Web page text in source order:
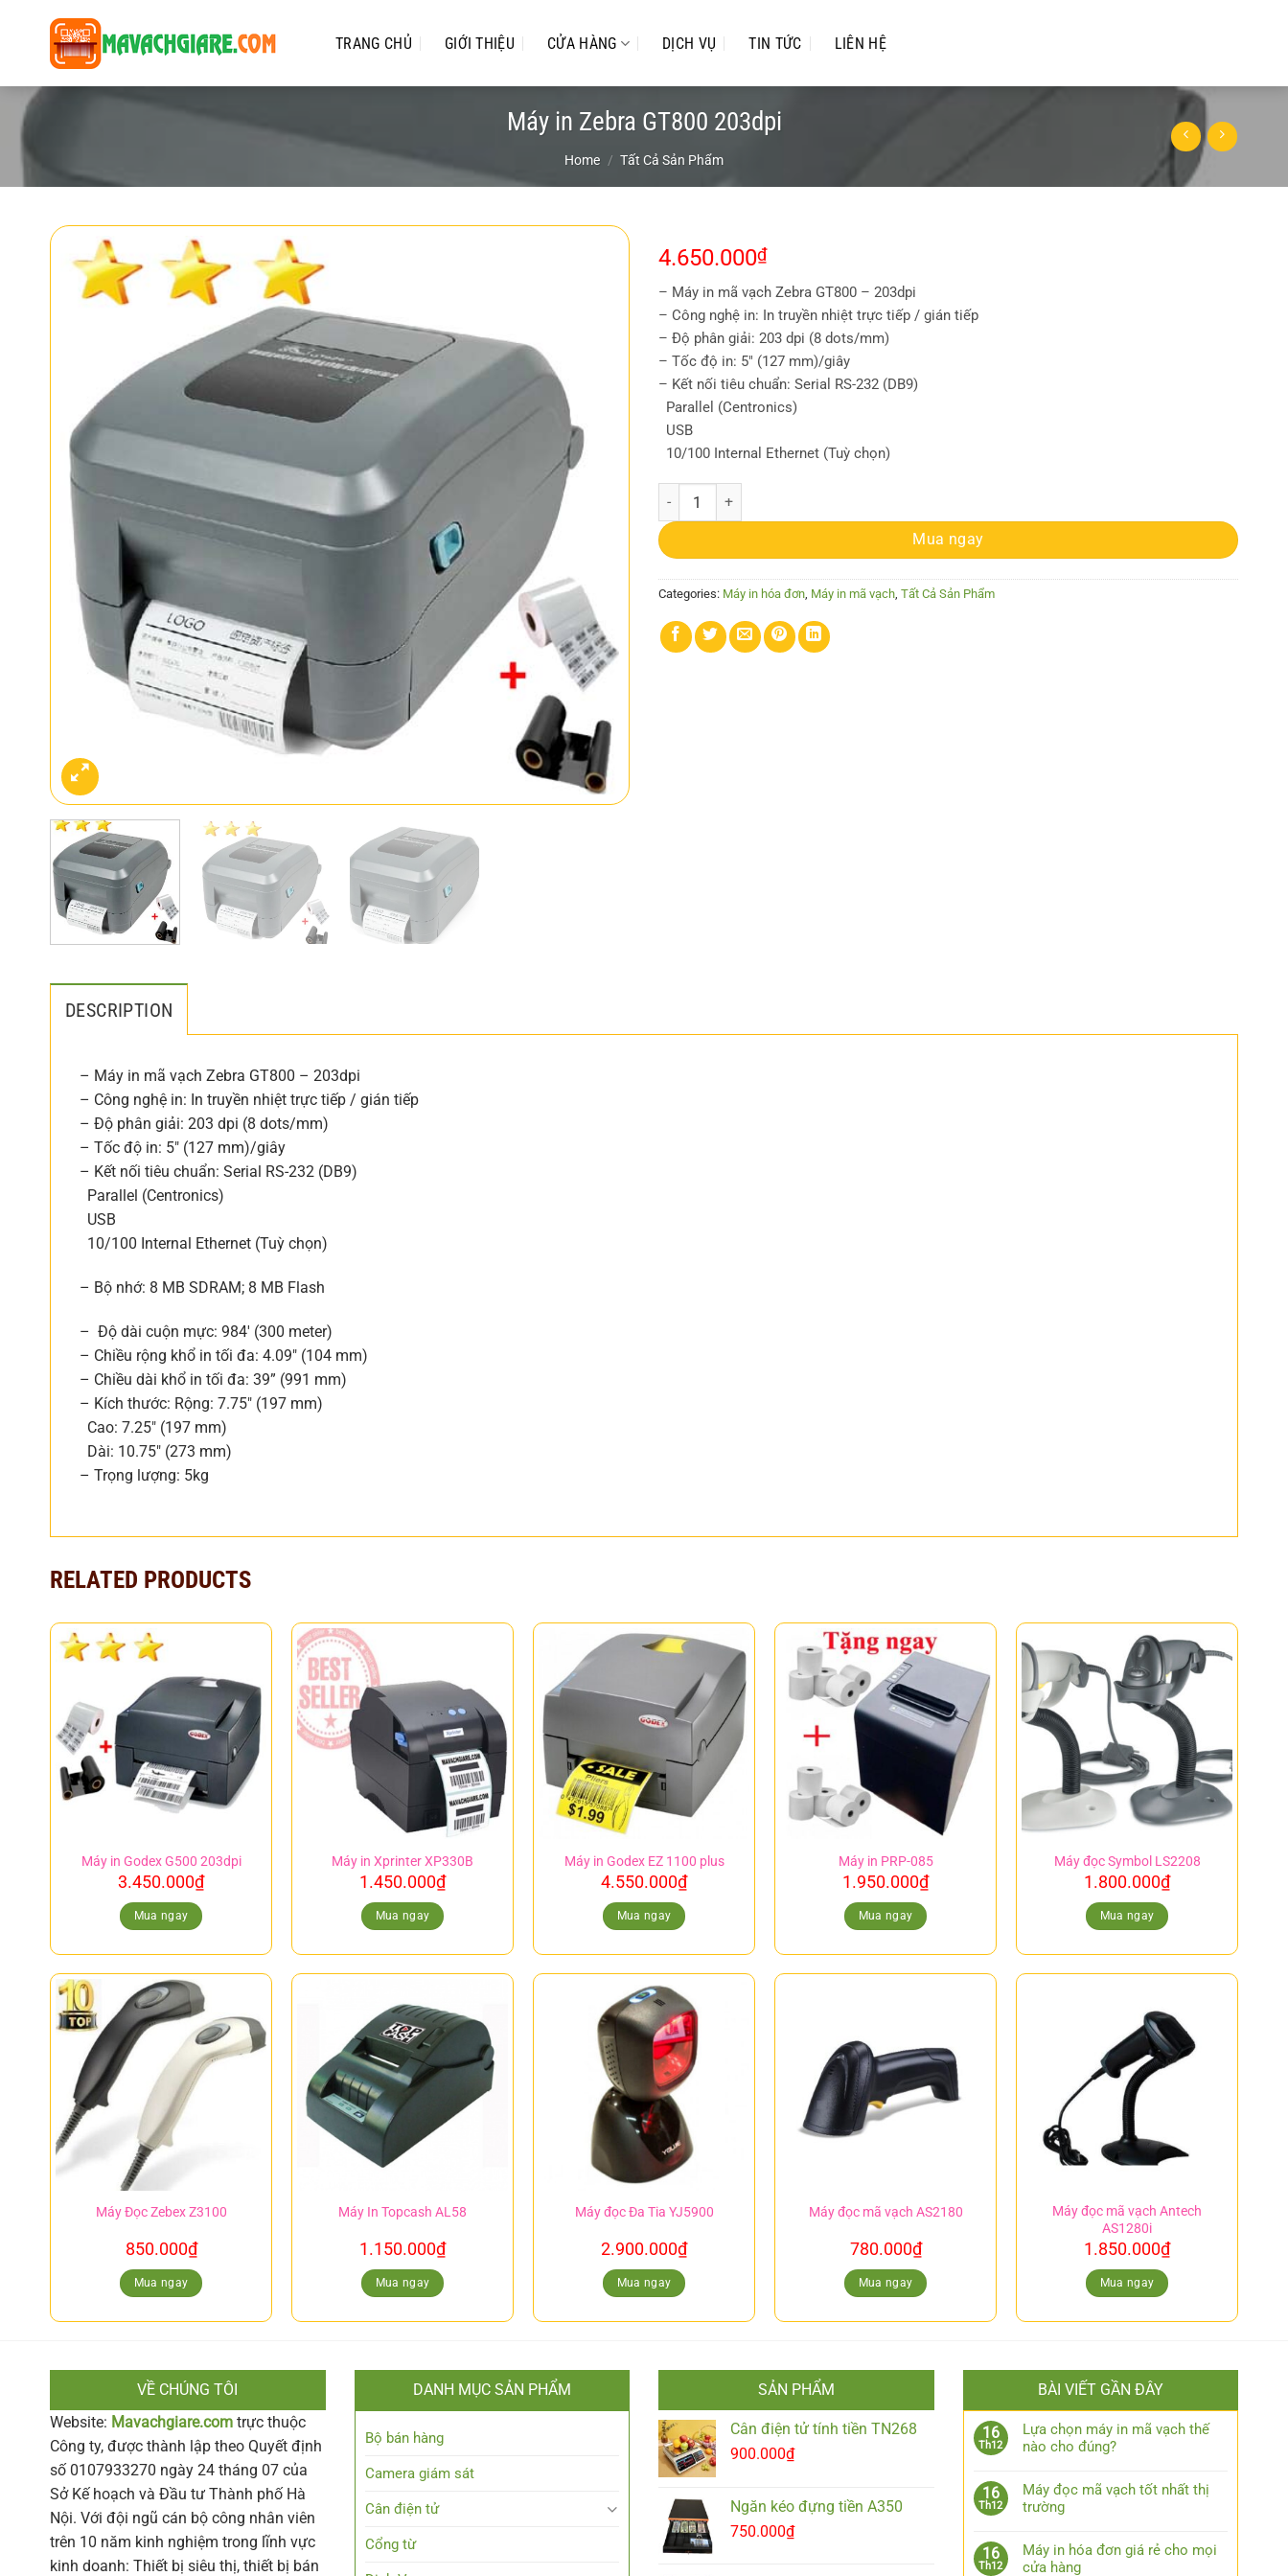
dung
TRANG CHỦ GIỚI THIỆU CỬA HÀNG DỊCH VỤ TIN TỨC LIÊN HỆ
Máy in Zebra GT800 203dpi
Home / Tất Cả Sản Phẩm
4.650.000₫
– Máy in mã vạch Zebra GT800 – 203dpi
– Công nghệ in: In truyền nhiệt trực tiếp / gián tiếp
– Độ phân giải: 203 dpi (8 dots/mm)
– Tốc độ in: 5″ (127 mm)/giây
– Kết nối tiêu chuẩn: Serial RS-232 (DB9)
Parallel (Centronics)
USB
10/100 Internal Ethernet (Tuỳ chọn)
Máy in Zebra GT800 203dpi quantity
Mua ngay
Categories: Máy in hóa đơn, Máy in mã vạch, Tất Cả Sản Phẩm
DESCRIPTION
– Máy in mã vạch Zebra GT800 – 203dpi
– Công nghệ in: In truyền nhiệt trực tiếp / gián tiếp
– Độ phân giải: 203 dpi (8 dots/mm)
– Tốc độ in: 5″ (127 mm)/giây
– Kết nối tiêu chuẩn: Serial RS-232 (DB9)
Parallel (Centronics)
USB
10/100 Internal Ethernet (Tuỳ chọn)
– Bộ nhớ: 8 MB SDRAM; 8 MB Flash
– Độ dài cuộn mực: 984′ (300 meter)
– Chiều rộng khổ in tối đa: 4.09″ (104 mm)
– Chiều dài khổ in tối đa: 39” (991 mm)
– Kích thước: Rộng: 7.75″ (197 mm)
Cao: 7.25″ (197 mm)
Dài: 10.75″ (273 mm)
– Trọng lượng: 5kg
RELATED PRODUCTS
Máy in Godex G500 203dpi
3.450.000₫
Mua ngay
Máy in Xprinter XP330B
1.450.000₫
Mua ngay
Máy in Godex EZ 1100 plus
4.550.000₫
Mua ngay
Máy in PRP-085
1.950.000₫
Mua ngay
Máy đọc Symbol LS2208
1.800.000₫
Mua ngay
Máy Đọc Zebex Z3100
850.000₫
Mua ngay
Máy In Topcash AL58
1.150.000₫
Mua ngay
Máy đọc Đa Tia YJ5900
2.900.000₫
Mua ngay
Máy đọc mã vạch AS2180
780.000₫
Mua ngay
Máy đọc mã vạch Antech
AS1280i
1.850.000₫
Mua ngay
VỀ CHÚNG TÔI
Website: Mavachgiare.com trực thuộc
Công ty, được thành lập theo Quyết định
số 0107933270 ngày 24 tháng 07 của
Sở Kế hoạch và Đầu tư Thành phố Hà
Nội. Với đội ngũ cán bộ công nhân viên
trên 10 năm kinh nghiệm trong lĩnh vực
kinh doanh: Thiết bị siêu thị, thiết bị bán
DANH MỤC SẢN PHẨM
Bộ bán hàng
Camera giám sát
Cân điện tử
Cổng từ
SẢN PHẨM
Cân điện tử tính tiền TN268
900.000₫
Ngăn kéo đựng tiền A350
750.000₫
BÀI VIẾT GẦN ĐÂY
16
Th12
Lựa chọn máy in mã vạch thế
nào cho đúng?
16
Th12
Máy đọc mã vạch tốt nhất thị
trường
16
Th12
Máy in hóa đơn giá rẻ cho mọi
cửa hàng